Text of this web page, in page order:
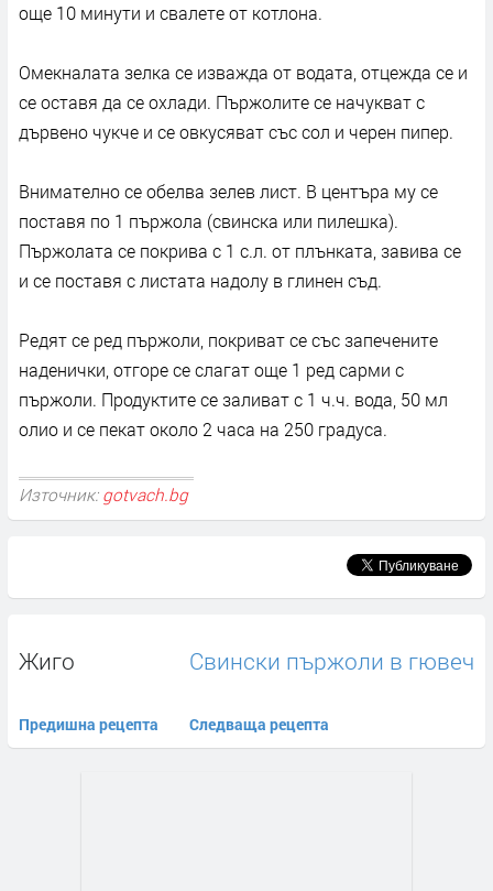
още 10 минути и свалете от котлона.
Омекналата зелка се изважда от водата, отцежда се и
се оставя да се охлади. Пържолите се начукват с
дървено чукче и се овкусяват със сол и черен пипер.
Внимателно се обелва зелев лист. В центъра му се
поставя по 1 пържола (свинска или пилешка).
Пържолата се покрива с 1 с.л. от плънката, завива се
и се поставя с листата надолу в глинен съд.
Редят се ред пържоли, покриват се със запечените
наденички, отгоре се слагат още 1 ред сарми с
пържоли. Продуктите се заливат с 1 ч.ч. вода, 50 мл
олио и се пекат около 2 часа на 250 градуса.
Източник: gotvach.bg
Жиго
Предишна рецепта
Свински пържоли в гювеч
Следваща рецепта